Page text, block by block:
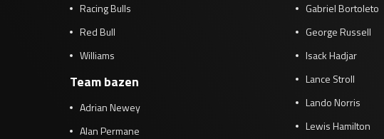
Racing Bulls
Red Bull
Williams
Team bazen
Adrian Newey
Alan Permane
Gabriel Bortoleto
George Russell
Isack Hadjar
Lance Stroll
Lando Norris
Lewis Hamilton